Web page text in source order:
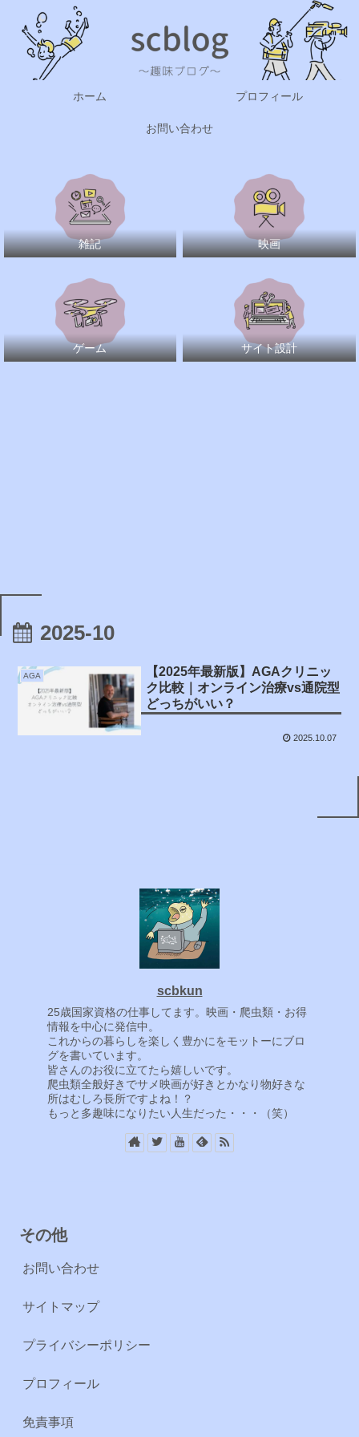
ホーム プロフィール
お問い合わせ
雑記 映画
ゲーム サイト設計
2025-10
AGA
【2025年最新版】AGAクリニッ
ク比較｜オンライン治療vs通院型
どっちがいい？
2025.10.07
scbkun
25歳国家資格の仕事してます。映画・爬虫類・お得
情報を中心に発信中。
これからの暮らしを楽しく豊かにをモットーにブロ
グを書いています。
皆さんのお役に立てたら嬉しいです。
爬虫類全般好きでサメ映画が好きとかなり物好きな
所はむしろ長所ですよね！？
もっと多趣味になりたい人生だった・・・（笑）
その他
お問い合わせ
サイトマップ
プライバシーポリシー
プロフィール
免責事項